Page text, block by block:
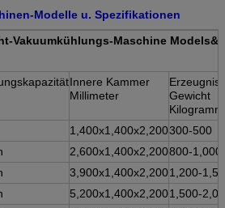
Modelle u. Spezifikationen
Vakuumkühlungs-Maschine
Innere Kammer
Millimeter
Erzeugnis-
Gewicht
Kilogramm
1,400x1,400x2,200300-500
2,600x1,400x2,200800-1,000
3,900x1,400x2,2001,200-
5,200x1,400x2,2001,500-